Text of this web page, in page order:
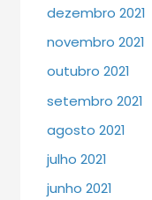
dezembro 2021
novembro 2021
outubro 2021
setembro 2021
agosto 2021
julho 2021
junho 2021